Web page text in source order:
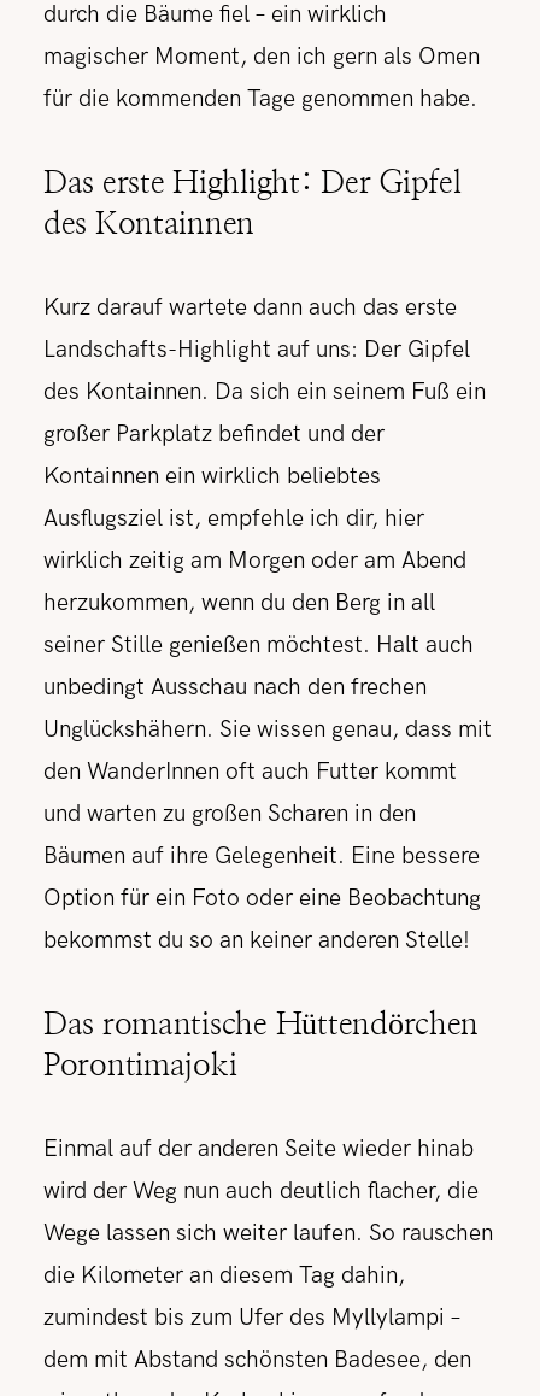
durch die Bäume fiel – ein wirklich
magischer Moment, den ich gern als Omen
für die kommenden Tage genommen habe.
Das erste Highlight: Der Gipfel
des Kontainnen
Kurz darauf wartete dann auch das erste
Landschafts-Highlight auf uns: Der Gipfel
des Kontainnen. Da sich ein seinem Fuß ein
großer Parkplatz befindet und der
Kontainnen ein wirklich beliebtes
Ausflugsziel ist, empfehle ich dir, hier
wirklich zeitig am Morgen oder am Abend
herzukommen, wenn du den Berg in all
seiner Stille genießen möchtest. Halt auch
unbedingt Ausschau nach den frechen
Unglückshähern. Sie wissen genau, dass mit
den WanderInnen oft auch Futter kommt
und warten zu großen Scharen in den
Bäumen auf ihre Gelegenheit. Eine bessere
Option für ein Foto oder eine Beobachtung
bekommst du so an keiner anderen Stelle!
Das romantische Hüttendörchen
Porontimajoki
Einmal auf der anderen Seite wieder hinab
wird der Weg nun auch deutlich flacher, die
Wege lassen sich weiter laufen. So rauschen
die Kilometer an diesem Tag dahin,
zumindest bis zum Ufer des Myllylampi –
dem mit Abstand schönsten Badesee, den